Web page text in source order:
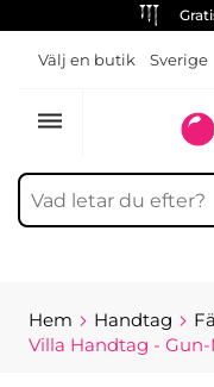
Välj en butik Sverige
dehaze
Hem Handtag
Villa Handtag -